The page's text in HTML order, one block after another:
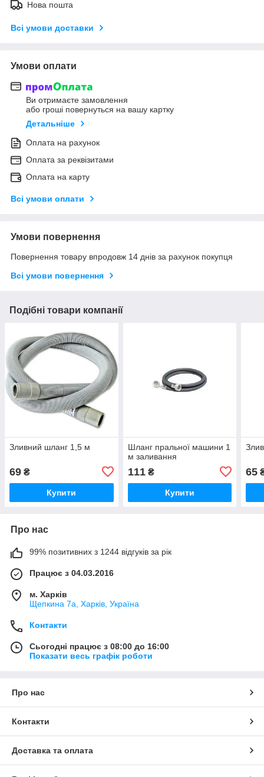
Нова пошта
Всі умови доставки
Умови оплати
Ви отримаєте замовлення
або гроші повернуться на вашу картку
Детальніше
Оплата на рахунок
Оплата за реквізитами
Оплата на карту
Всі умови оплати
Умови повернення
Повернення товару впродовж 14 днів за рахунок покупця
Всі умови повернення
Подібні товари компанії
Зливний шланг 1,5 м
69 ₴
Купити
Шланг пральної машини 1
м заливання
111₴
Купити
65
Про нас
99% позитивних з 1244 відгуків за рік
Працює з 04.03.2016
м. Харків
Щепкина 7а, Харків, Україна
Контакти
Сьогодні працює з 08:00 до 16:00
Показати весь графік роботи
Про нас
Контакти
Доставка та оплата